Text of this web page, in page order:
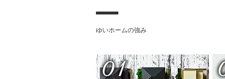
ゆいホームの強み